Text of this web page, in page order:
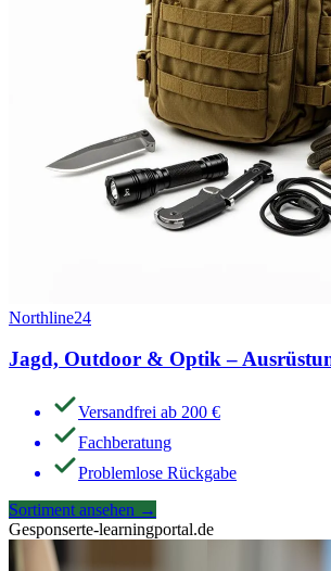
Northline24
Jagd, Outdoor & Optik –
Versandfrei ab 200 €
Fachberatung
Problemlose Rückgabe
Sortiment ansehen →
Gesponserte-learningportal.de